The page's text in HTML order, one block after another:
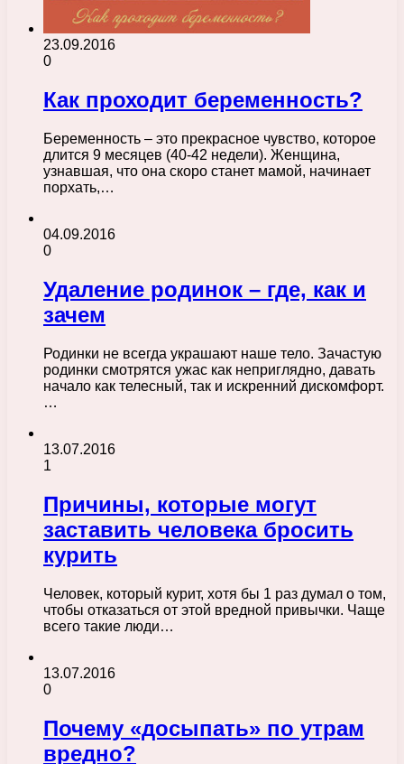
23.09.2016
0
Как проходит беременность?
Беременность – это прекрасное чувство, которое
длится 9 месяцев (40-42 недели). Женщина,
узнавшая, что она скоро станет мамой, начинает
порхать,…
04.09.2016
0
Удаление родинок – где, как и
зачем
Родинки не всегда украшают наше тело. Зачастую
родинки смотрятся ужас как неприглядно, давать
начало как телесный, так и искренний дискомфорт.
…
13.07.2016
1
Причины, которые могут
заставить человека бросить
курить
Человек, который курит, хотя бы 1 раз думал о том,
чтобы отказаться от этой вредной привычки. Чаще
всего такие люди…
13.07.2016
0
Почему «досыпать» по утрам
вредно?